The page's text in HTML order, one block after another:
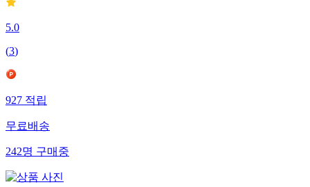
5.0
(3)
927 적립
무료배송
242명 구매중